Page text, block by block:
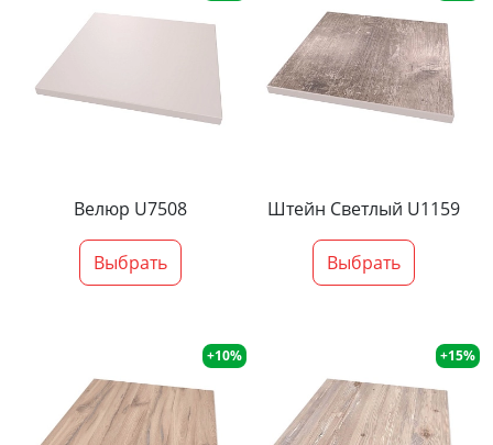
Велюр U7508
Выбрать
Штейн Светлый U1159
Выбрать
+10% +15%